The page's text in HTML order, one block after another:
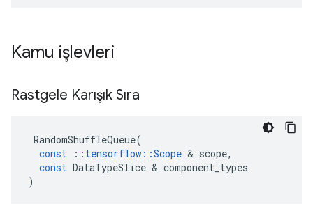
Kamu işlevleri
Rastgele Karışık Sıra
RandomShuffleQueue(
const
:: tensorflow ::Scope & scope,
const DataTypeSlice & component_types
)